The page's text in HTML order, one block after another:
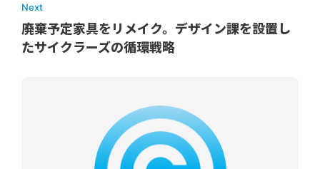
Next
廃棄予定家具をリメイク。デザイン課を設置し
たサイクラーズの循環戦略